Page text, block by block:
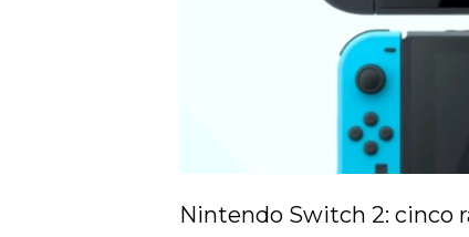
Nintendo Switch 2: cinco